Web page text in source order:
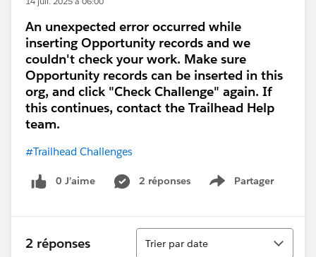
An unexpected error occurred while
inserting Opportunity records and we
couldn't check your work. Make sure
Opportunity records can be inserted in this
org, and click "Check Challenge" again. If
this continues, contact the Trailhead Help
team.
#Trailhead Challenges
0 J’aime 2 réponses Partager
Show menu
2 réponses
Tri
Trier par date